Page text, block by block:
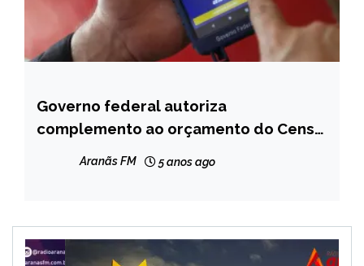
BRASIL
NOTÍCIAS
Governo federal autoriza
complemento ao orçamento do Censo
Aranãs FM 5 anos ago